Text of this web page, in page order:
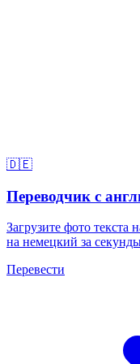
🇩🇪
Переводчик с
Загрузите фото
на немецкий за
Перевести